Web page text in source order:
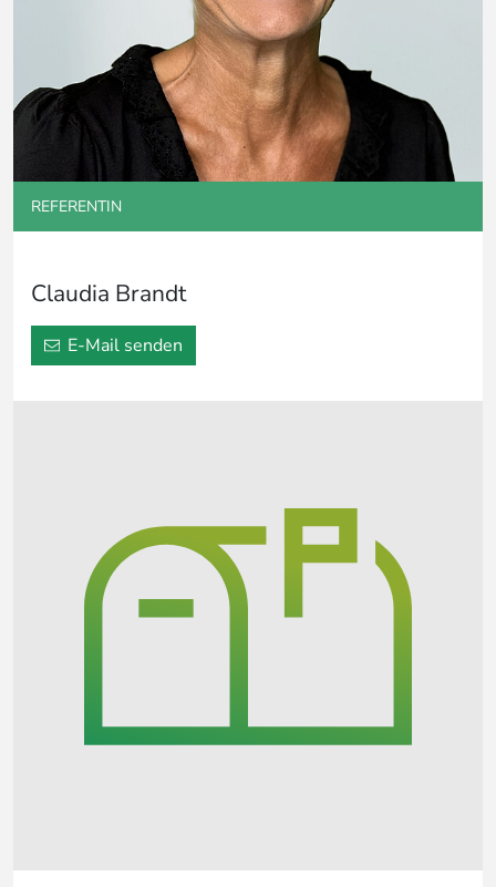
REFERENTIN
Claudia Brandt
E-Mail senden